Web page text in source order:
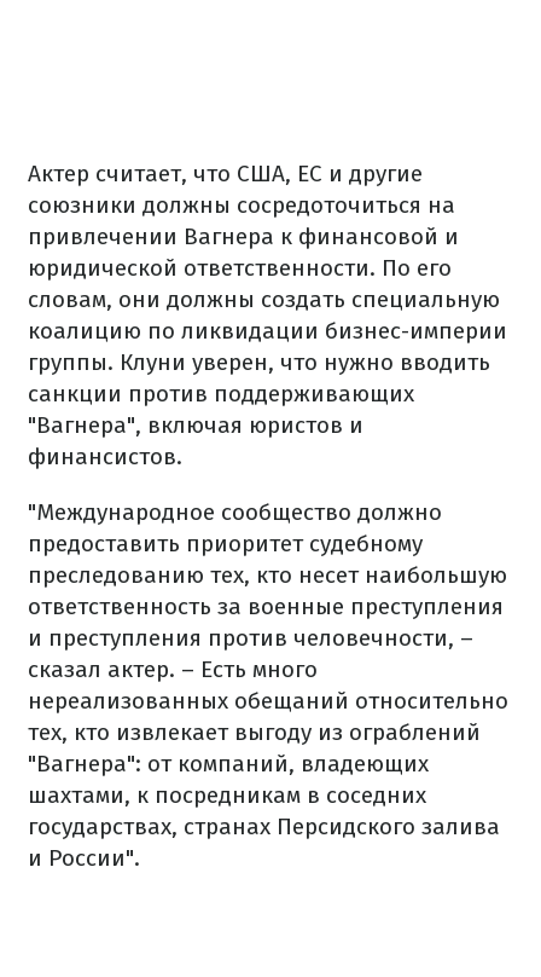
Актер считает, что США, ЕС и другие
союзники должны сосредоточиться на
привлечении Вагнера к финансовой и
юридической ответственности. По его
словам, они должны создать специальную
коалицию по ликвидации бизнес-империи
группы. Клуни уверен, что нужно вводить
санкции против поддерживающих
"Вагнера", включая юристов и
финансистов.
"Международное сообщество должно
предоставить приоритет судебному
преследованию тех, кто несет наибольшую
ответственность за военные преступления
и преступления против человечности, –
сказал актер. – Есть много
нереализованных обещаний относительно
тех, кто извлекает выгоду из ограблений
"Вагнера": от компаний, владеющих
шахтами, к посредникам в соседних
государствах, странах Персидского залива
и России".